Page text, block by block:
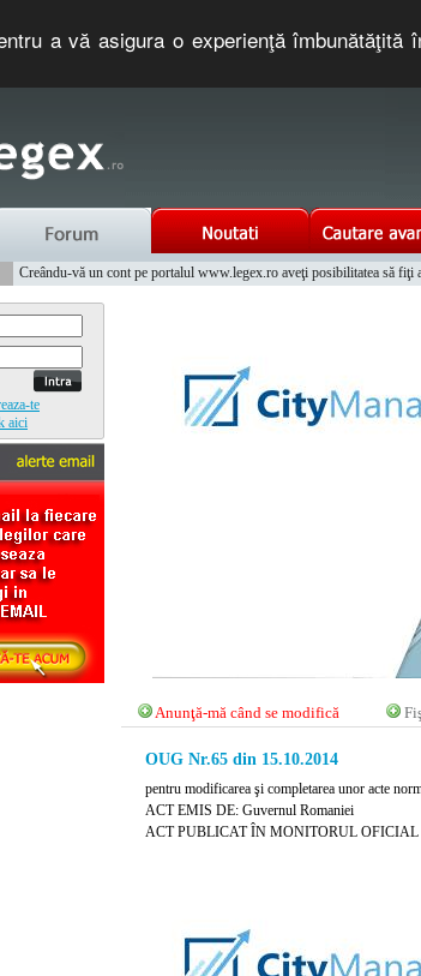
a vă asigura o experienţă
Creându-vă un cont pe portalul www.legex.ro aveţi posibilitatea să fiţi
te
aici
Anunţă-mă când se modifică
OUG Nr.65 din 15.10.2014
pentru modificarea şi completarea unor acte
ACT EMIS DE: Guvernul Romaniei
ACT PUBLICAT ÎN MONITORUL OFICIAL